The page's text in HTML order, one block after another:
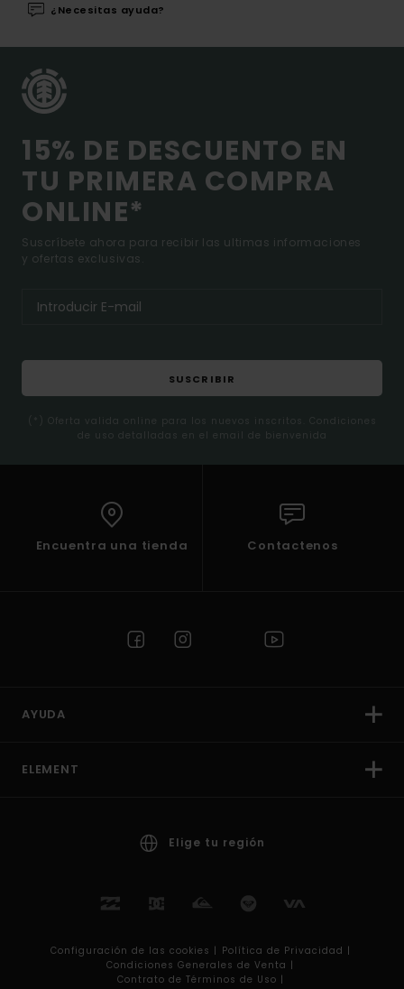
¿Necesitas ayuda?
15% DE DESCUENTO EN
TU PRIMERA COMPRA
ONLINE*
Suscríbete ahora para recibir las ultimas informaciones
y ofertas exclusivas.
SUSCRIBIR
(*) Oferta valida online para los nuevos inscritos. Condiciones
de uso detalladas en el email de bienvenida
Encuentra una tienda Contactenos
AYUDA
ELEMENT
Elige tu región
Configuración de las cookies | Política de Privacidad |
Condiciones Generales de Venta |
Contrato de Términos de Uso |